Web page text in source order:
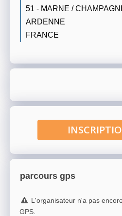
51 - MARNE /
ARDENNE
FRANCE
parcours gps
L'organisateur n'a pas
GPS.